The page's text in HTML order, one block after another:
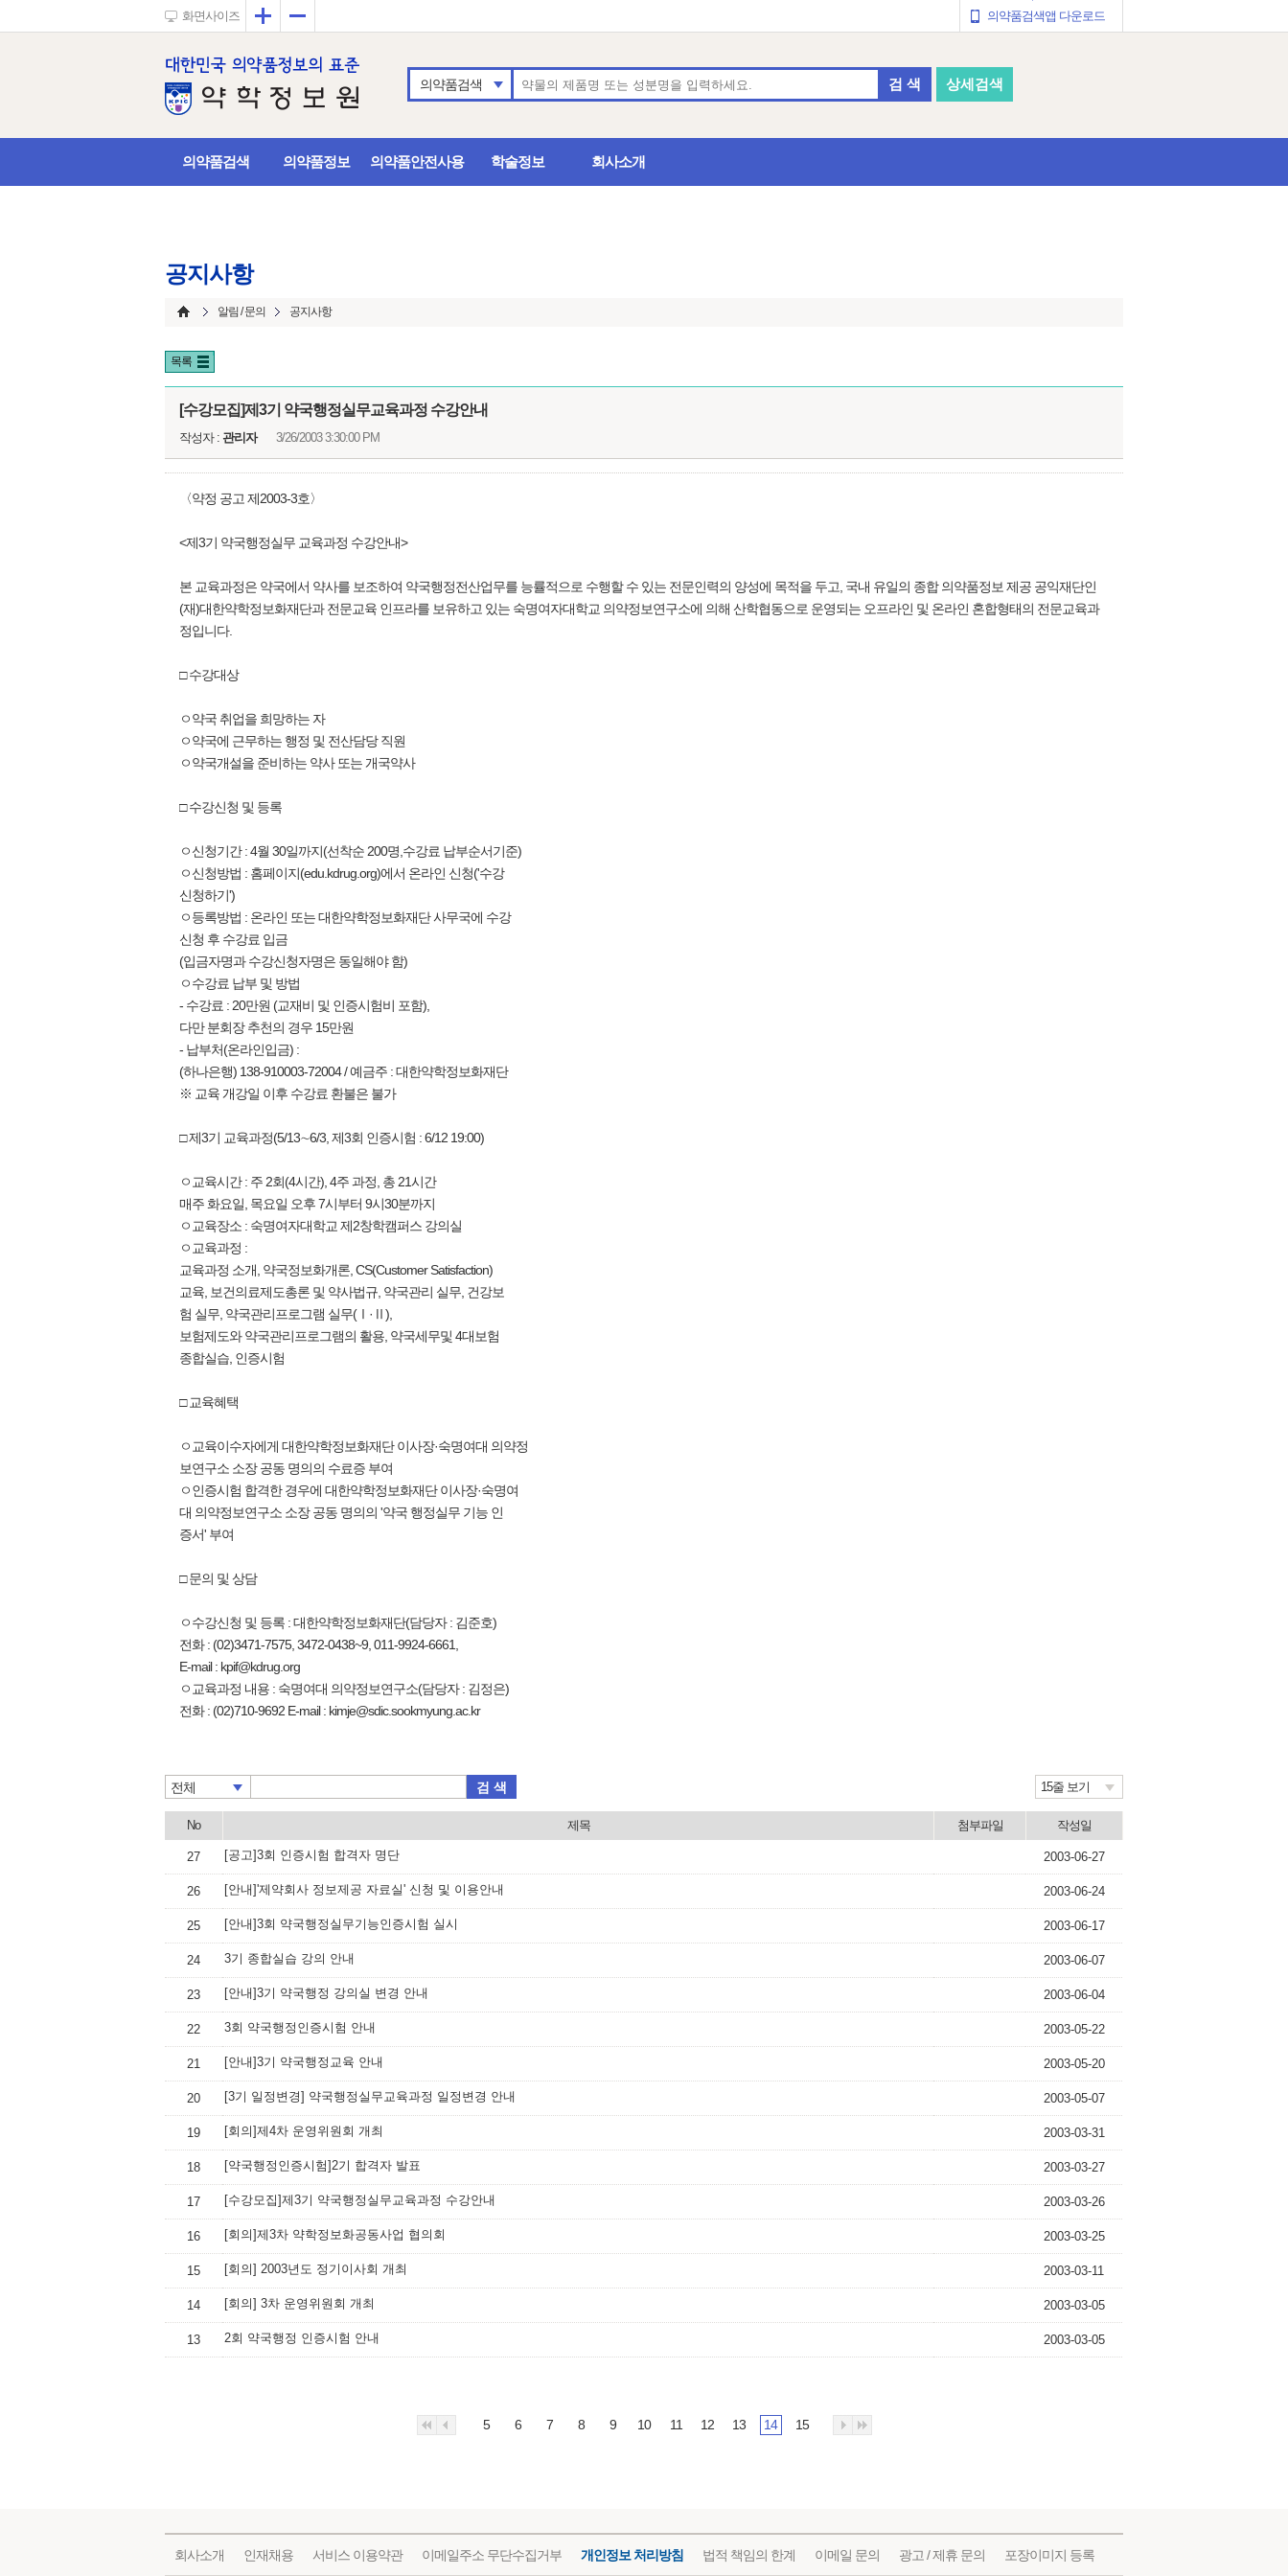
화면사이즈 확대 의약품검색앱 다운로드
의약품검색 검 색 상세검색
의약품검색 의약품정보 의약품안전사용 학술정보 회사소개
공지사항
알림 / 문의 공지사항
목록
[수강모집]제3기 약국행정실무교육과정 수강안내
작성자 : 관리자 3/26/2003 3:30:00 PM
〈약정 공고 제2003-3호〉
<제3기 약국행정실무 교육과정 수강안내>
본 교육과정은 약국에서 약사를 보조하여 약국행정전산업무를 능률적으로 수행할 수 있는 전문인력의 양성에 목적을 두고, 국내 유일의 종합 의약품정보 제공 공익재단인
(재)대한약학정보화재단과 전문교육 인프라를 보유하고 있는 숙명여자대학교 의약정보연구소에 의해 산학협동으로 운영되는 오프라인 및 온라인 혼합형태의 전문교육과
정입니다.
□ 수강대상
ㅇ약국 취업을 희망하는 자
ㅇ약국에 근무하는 행정 및 전산담당 직원
ㅇ약국개설을 준비하는 약사 또는 개국약사
□ 수강신청 및 등록
ㅇ신청기간 : 4월 30일까지(선착순 200명,수강료 납부순서기준)
ㅇ신청방법 : 홈페이지(edu.kdrug.org)에서 온라인 신청('수강
신청하기')
ㅇ등록방법 : 온라인 또는 대한약학정보화재단 사무국에 수강
신청 후 수강료 입금
(입금자명과 수강신청자명은 동일해야 함)
ㅇ수강료 납부 및 방법
- 수강료 : 20만원 (교재비 및 인증시험비 포함),
다만 분회장 추천의 경우 15만원
- 납부처(온라인입금) :
(하나은행) 138-910003-72004 / 예금주 : 대한약학정보화재단
※ 교육 개강일 이후 수강료 환불은 불가
□ 제3기 교육과정(5/13∼6/3, 제3회 인증시험 : 6/12 19:00)
ㅇ교육시간 : 주 2회(4시간), 4주 과정, 총 21시간
매주 화요일, 목요일 오후 7시부터 9시30분까지
ㅇ교육장소 : 숙명여자대학교 제2창학캠퍼스 강의실
ㅇ교육과정 :
교육과정 소개, 약국정보화개론, CS(Customer Satisfaction)
교육, 보건의료제도총론 및 약사법규, 약국관리 실무, 건강보
험 실무, 약국관리프로그램 실무(Ⅰ·Ⅱ),
보험제도와 약국관리프로그램의 활용, 약국세무및 4대보험
종합실습, 인증시험
□ 교육혜택
ㅇ교육이수자에게 대한약학정보화재단 이사장·숙명여대 의약정
보연구소 소장 공동 명의의 수료증 부여
ㅇ인증시험 합격한 경우에 대한약학정보화재단 이사장·숙명여
대 의약정보연구소 소장 공동 명의의 '약국 행정실무 기능 인
증서' 부여
□ 문의 및 상담
ㅇ수강신청 및 등록 : 대한약학정보화재단(담당자 : 김준호)
전화 : (02)3471-7575, 3472-0438~9, 011-9924-6661,
E-mail : kpif@kdrug.org
ㅇ교육과정 내용 : 숙명여대 의약정보연구소(담당자 : 김정은)
전화 : (02)710-9692 E-mail : kimje@sdic.sookmyung.ac.kr
전체 검 색 15줄 보기
No 제목 첨부파일 작성일
27 [공고]3회 인증시험 합격자 명단 2003-06-27
26 [안내]'제약회사 정보제공 자료실' 신청 및 이용안내 2003-06-24
25 [안내]3회 약국행정실무기능인증시험 실시 2003-06-17
24 3기 종합실습 강의 안내 2003-06-07
23 [안내]3기 약국행정 강의실 변경 안내 2003-06-04
22 3회 약국행정인증시험 안내 2003-05-22
21 [안내]3기 약국행정교육 안내 2003-05-20
20 [3기 일정변경] 약국행정실무교육과정 일정변경 안내 2003-05-07
19 [회의]제4차 운영위원회 개최 2003-03-31
18 [약국행정인증시험]2기 합격자 발표 2003-03-27
17 [수강모집]제3기 약국행정실무교육과정 수강안내 2003-03-26
16 [회의]제3차 약학정보화공동사업 협의회 2003-03-25
15 [회의] 2003년도 정기이사회 개최 2003-03-11
14 [회의] 3차 운영위원회 개최 2003-03-05
13 2회 약국행정 인증시험 안내 2003-03-05
5 6 7 8 9 10 11 12 13 14 15
회사소개 인재채용 서비스 이용약관 이메일주소 무단수집거부 개인정보 처리방침 법적 책임의 한계 이메일 문의 광고 / 제휴 문의 포장이미지 등록